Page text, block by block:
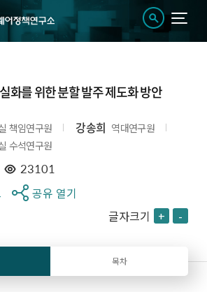
화를 위한 분할 발주 제도화 방안
책임연구원 강송희 역대연구원
수석연구원
23101
공유 열기
글자크기 + -
목차